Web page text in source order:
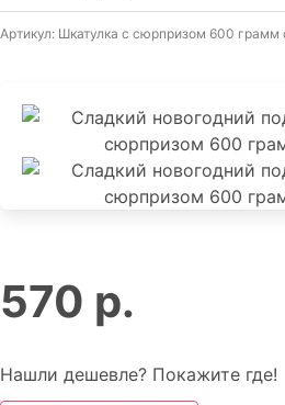
Артикул: Шкатулка с сюрпризом 600 грамм
570 р.
Нашли дешевле? Покажите где!